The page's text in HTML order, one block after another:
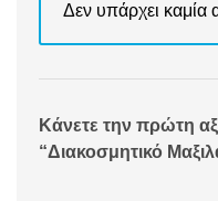
Δεν υπάρχει καμία
Κάνετε την πρώτη
“Διακοσμητικό